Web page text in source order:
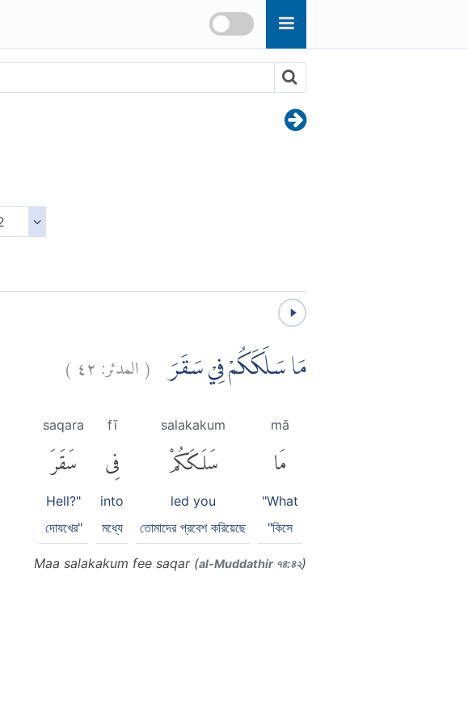
مَا سَلَكَكُمْ فِيْ سَقَرَ (المدثر:٤٢)
mā
مَا
"What
"কিসে
salakakum
سَلَكَكُمْ
led you
তোমাদের প্রবেশ করিয়েছে
fī
فِى
into
মধ্যে
saqara
سَقَرَ
Hell?"
দোযখের"
Maa salakakum fee saqar (al-Muddathir ৭৪:৪২)